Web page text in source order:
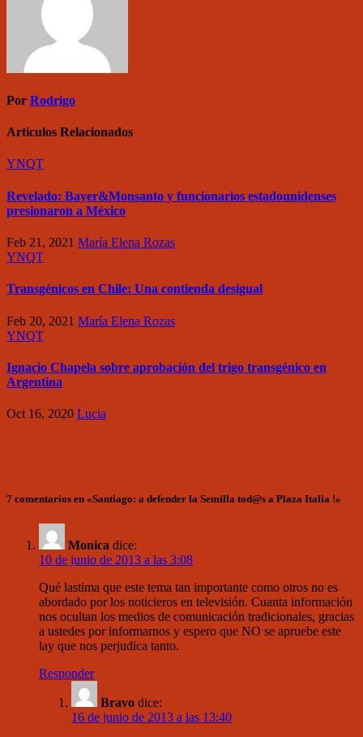
Por Rodrigo
Artículos Relacionados
YNQT
Revelado: Bayer&Monsanto y funcionarios estadounidenses
presionaron a México
Feb 21, 2021 María Elena Rozas
YNQT
Transgénicos en Chile: Una contienda desigual
Feb 20, 2021 María Elena Rozas
YNQT
Ignacio Chapela sobre aprobación del trigo transgénico en
Argentina
Oct 16, 2020 Lucia
7 comentarios en «Santiago: a defender la Semilla tod@s a Plaza Italia !»
Monica dice:
10 de junio de 2013 a las 3:08
Qué lastima que este tema tan importante como otros no es
abordado por los noticieros en televisión. Cuanta información
nos ocultan los medios de comunicación tradicionales, gracias
a ustedes por informarnos y espero que NO se apruebe este
lay que nos perjudica tanto.
Responder
Bravo dice:
16 de junio de 2013 a las 13:40